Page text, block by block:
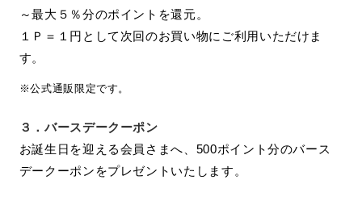
～最大５％分のポイントを還元。
１Ｐ＝１円として次回のお買い物にご利用いただけま
す。
※公式通販限定です。
３．バースデークーポン
お誕生日を迎える会員さまへ、500ポイント分のバース
デークーポンをプレゼントいたします。